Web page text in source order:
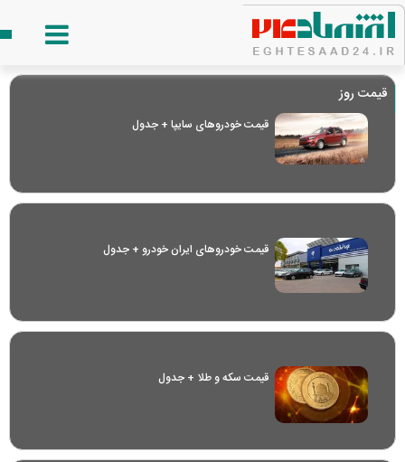
قیمت روز
قیمت خودرو‌های سایپا + جدول
قیمت خودرو‌های ایران خودرو + جدول
قیمت سکه و طلا + جدول